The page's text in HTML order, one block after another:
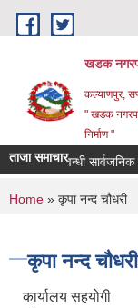
Skip to main content
खडक
कल्याणपुर,
" खडक
निर्माण "
ताजा समाचार
सम्वन्धी सार्वजनिक
You are
Home » कृपा नन्द चौधरी
कृपा नन्द चौधरी
कार्यालय सहयोगी